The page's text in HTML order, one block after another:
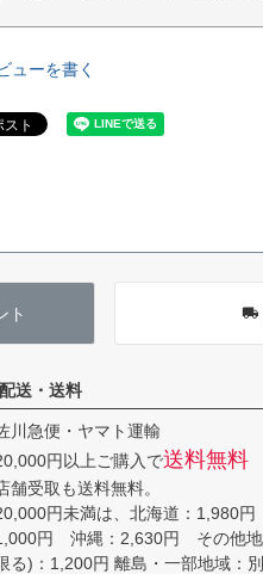
ューを書く
ト
配送・送料
川急便・ヤマト運輸
円以上ご購入で送料無料
舗受取も送料無料。
円未満は、北海道：1,980
円 沖縄：2,630円 その他地
る)：1,200円 離島・一部地域：別